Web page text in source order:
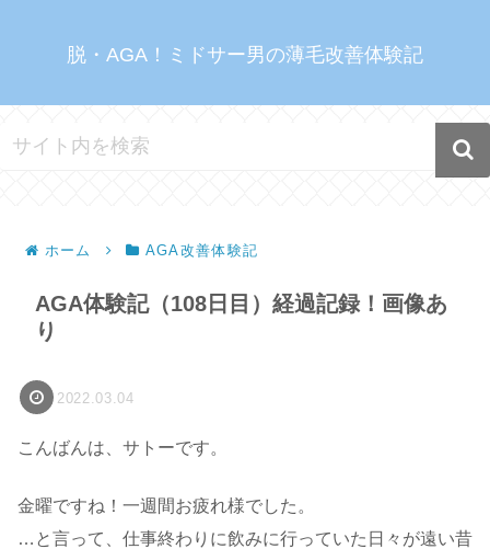
脱・AGA！ミドサー男の薄毛改善体験記
ホーム AGA改善体験記
AGA体験記（108日目）経過記録！画像あ
り
2022.03.04
こんばんは、サトーです。
金曜ですね！一週間お疲れ様でした。
…と言って、仕事終わりに飲みに行っていた日々が遠い昔